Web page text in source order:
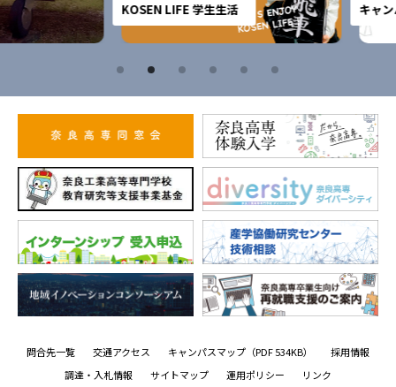
KOSEN LIFE 学生生活 キャンパス
問合先一覧 交通アクセス キャンパスマップ （PDF 534KB）
採用情報
調達・入札情報
サイトマップ 運用ポリシー リンク